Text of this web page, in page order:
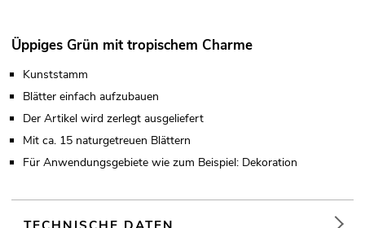
Üppiges Grün mit tropischem Charme
Kunststamm
Blätter einfach aufzubauen
Der Artikel wird zerlegt ausgeliefert
Mit ca. 15 naturgetreuen Blättern
Für Anwendungsgebiete wie zum Beispiel: Dekoration